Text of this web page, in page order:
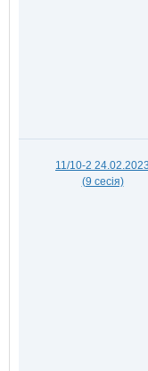
11/10-2 24.02.2023
(9 сесія)